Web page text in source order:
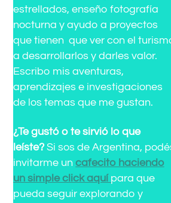
estrellados, enseño fotografía
nocturna y ayudo a proyectos
que tienen que ver con el
a desarrollarlos y darles valor.
Escribo mis aventuras,
aprendizajes e investigaciones
de los temas que me gustan.
¿Te gustó o te sirvió lo que
leíste? Si sos de Argentina,
invitarme uncafecito haciendo
un simple click aquí para que
pueda seguir explorando y